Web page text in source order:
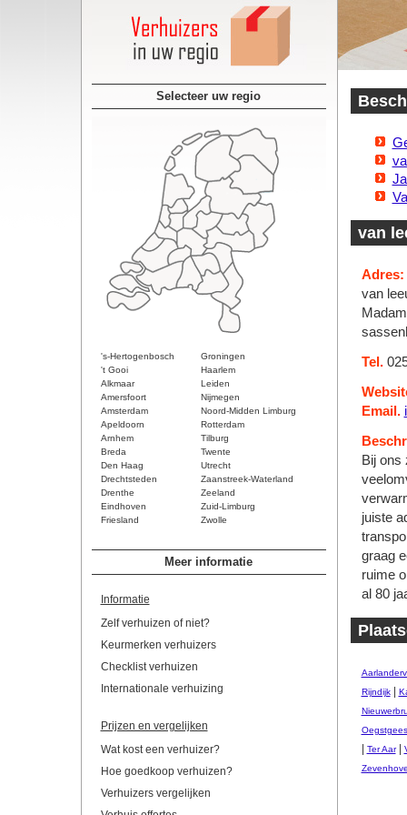
Selecteer uw regio
's-Hertogenbosch
Groningen
't Gooi
Haarlem
Alkmaar
Leiden
Amersfoort
Nijmegen
Amsterdam
Noord-Midden Limburg
Apeldoorn
Rotterdam
Arnhem
Tilburg
Breda
Twente
Den Haag
Utrecht
Drechtsteden
Zaanstreek-Waterland
Drenthe
Zeeland
Eindhoven
Zuid-Limburg
Friesland
Zwolle
Meer informatie
Informatie
Zelf verhuizen of niet?
Keurmerken verhuizers
Checklist verhuizen
Internationale verhuizing
Prijzen en vergelijken
Wat kost een verhuizer?
Hoe goedkoop verhuizen?
Verhuizers vergelijken
van
Adres:
van
Tel.
Email.
Bij ons
juiste
graag
ruime
al 80
Rijndijk|
Ter Aar|